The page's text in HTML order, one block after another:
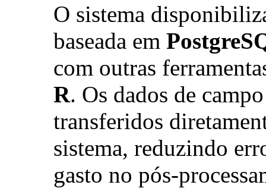
O sistema
baseada em
com outras
R. Os dados de
transferidos
sistema, reduzindo
gasto no pós-